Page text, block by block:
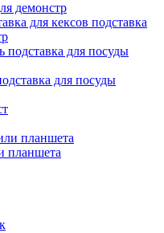
для кексов подставка
для посуды
планшета